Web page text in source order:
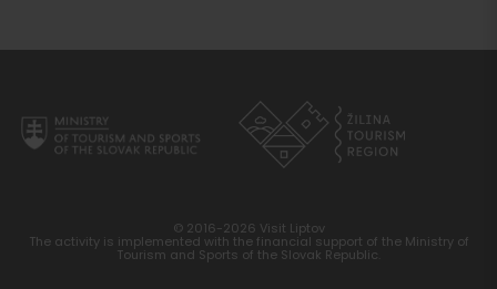
© 2016-2026 Visit Liptov
The activity is implemented with the financial support of the Ministry of
Tourism and Sports of the Slovak Republic.